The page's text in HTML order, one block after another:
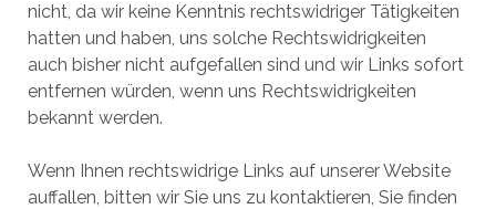
nicht, da wir keine Kenntnis rechtswidriger Tätigkeiten
hatten und haben, uns solche Rechtswidrigkeiten
auch bisher nicht aufgefallen sind und wir Links sofort
entfernen würden, wenn uns Rechtswidrigkeiten
bekannt werden.
Wenn Ihnen rechtswidrige Links auf unserer Website
auffallen, bitten wir Sie uns zu kontaktieren, Sie finden